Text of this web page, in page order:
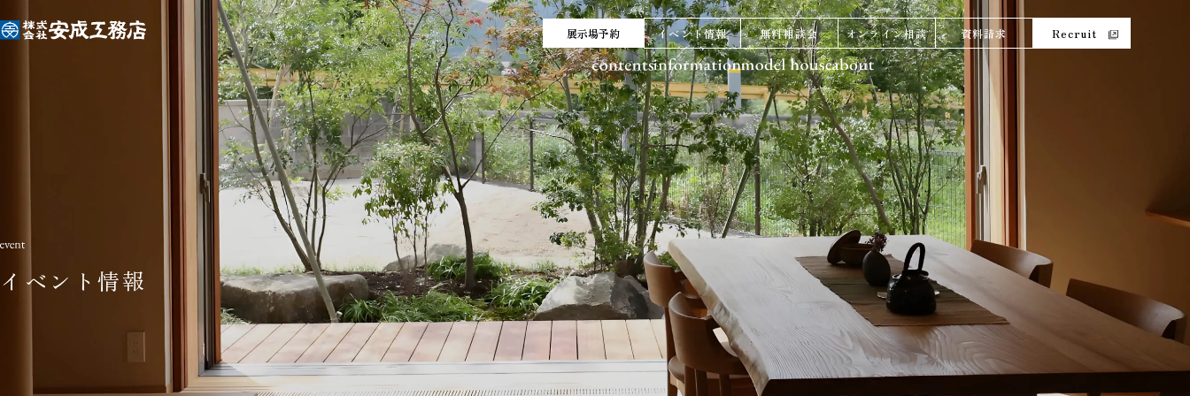
展示場予約 イベント情報 無料相談会 オンライン相談 資料請求 Recruit
イベント情報